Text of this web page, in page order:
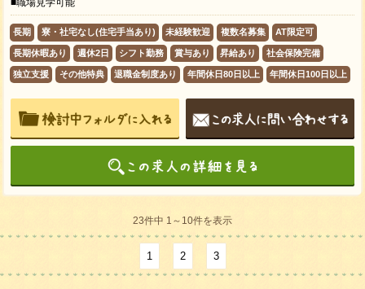
■職場見学可能
長期 寮・社宅なし(住宅手当あり) 未経験歓迎 複数名募集 AT限定可
長期休暇あり 週休2日 シフト勤務 賞与あり 昇給あり 社会保険完備
独立支援 その他特典 退職金制度あり 年間休日80日以上 年間休日100日以上
23件中 1～10件を表示
1 2 3